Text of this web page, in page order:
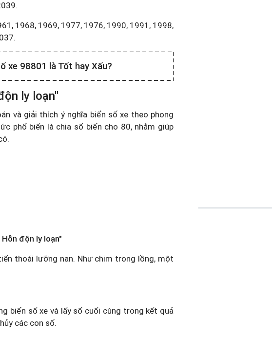
1968, 1969, 1977, 1976, 1990, 1991, 1998,
xe 98801 là Tốt hay Xấu?
ly loạn"
và giải thích ý nghĩa biển số xe theo phong
phổ biến là chia số biển cho 80, nhằm giúp
độn ly loạn"
thoái lưỡng nan. Như chim trong lồng, một
biển số xe và lấy số cuối cùng trong kết quả
các con số.